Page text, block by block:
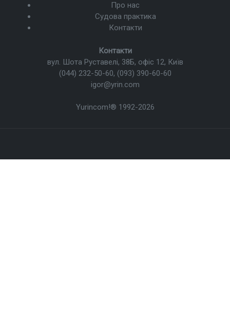
Yurincom!® 1992-2026
Контакти
вул. Шота Руставелі, 38Б, офіс 12, Київ
(044) 232-50-60, (093) 390-60-60
igor@yrin.com
Про нас
Судова практика
Контакти